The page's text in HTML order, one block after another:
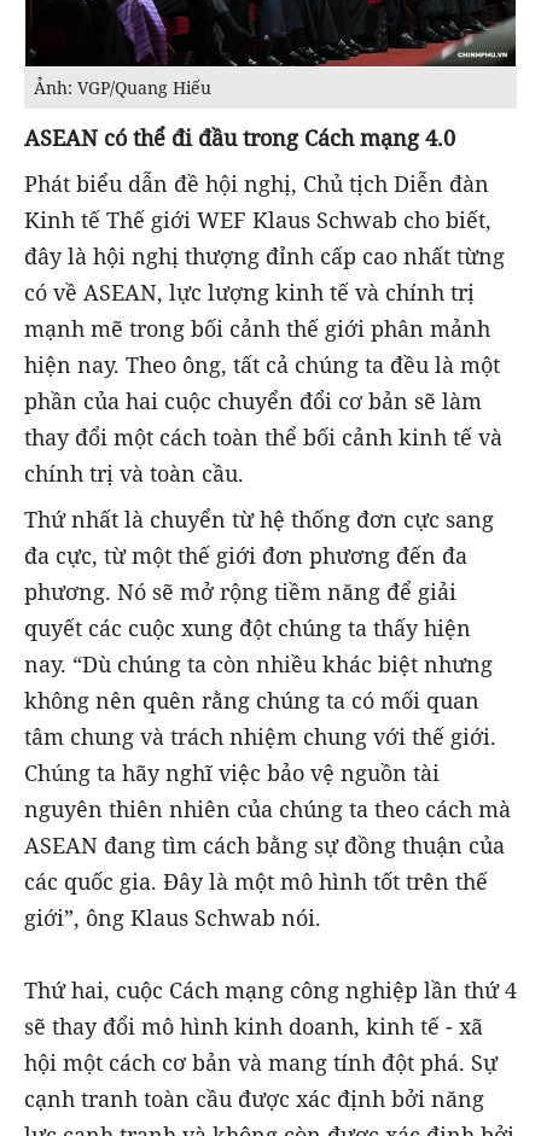
Ảnh: VGP/Quang Hiếu
ASEAN có thể đi đầu trong Cách mạng 4.0
Phát biểu dẫn đề hội nghị, Chủ tịch Diễn đàn
Kinh tế Thế giới WEF Klaus Schwab cho biết,
đây là hội nghị thượng đỉnh cấp cao nhất từng
có về ASEAN, lực lượng kinh tế và chính trị
mạnh mẽ trong bối cảnh thế giới phân mảnh
hiện nay. Theo ông, tất cả chúng ta đều là một
phần của hai cuộc chuyển đổi cơ bản sẽ làm
thay đổi một cách toàn thể bối cảnh kinh tế và
chính trị và toàn cầu.
Thứ nhất là chuyển từ hệ thống đơn cực sang
đa cực, từ một thế giới đơn phương đến đa
phương. Nó sẽ mở rộng tiềm năng để giải
quyết các cuộc xung đột chúng ta thấy hiện
nay. “Dù chúng ta còn nhiều khác biệt nhưng
không nên quên rằng chúng ta có mối quan
tâm chung và trách nhiệm chung với thế giới.
Chúng ta hãy nghĩ việc bảo vệ nguồn tài
nguyên thiên nhiên của chúng ta theo cách mà
ASEAN đang tìm cách bằng sự đồng thuận của
các quốc gia. Đây là một mô hình tốt trên thế
giới”, ông Klaus Schwab nói.
Thứ hai, cuộc Cách mạng công nghiệp lần thứ 4
sẽ thay đổi mô hình kinh doanh, kinh tế - xã
hội một cách cơ bản và mang tính đột phá. Sự
cạnh tranh toàn cầu được xác định bởi năng